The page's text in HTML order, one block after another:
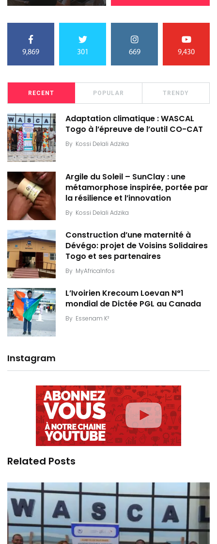
9,869 301 669 9,430
RECENT POPULAR TRENDY
Adaptation climatique : WASCAL
Togo à l’épreuve de l’outil CO-CAT
By Kossi Delali Adzika
Argile du Soleil – SunClay : une
métamorphose inspirée, portée par
la résilience et l’innovation
By Kossi Delali Adzika
Construction d’une maternité à
Dévégo: projet de Voisins Solidaires
Togo et ses partenaires
By MyAfricaInfos
L’Ivoirien Krecoum Loevan N°1
mondial de Dictée PGL au Canada
By Essenam K²
Instagram
Related Posts